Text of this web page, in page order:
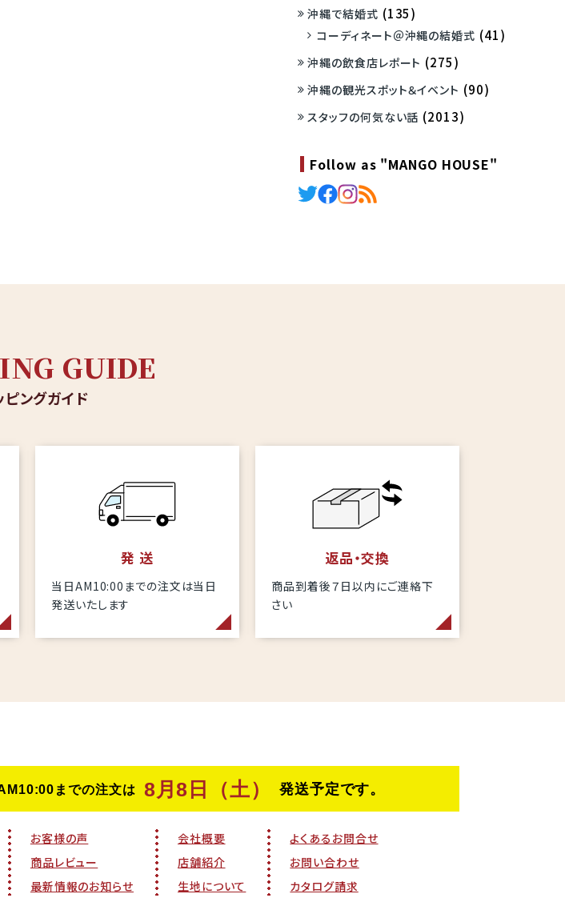
沖縄で結婚式 (135)
コーディネート＠沖縄の結婚式 (41)
沖縄の飲食店レポート (275)
沖縄の観光スポット＆イベント (90)
スタッフの何気ない話 (2013)
Follow as "MANGO HOUSE"
GUIDE
ピングガイド
発 送
当日AM10:00までの注文は当日
発送いたします
返品・交換
商品到着後７日以内にご連絡下
さい
お客様の声
商品レビュー
最新情報のお知らせ
会社概要
店舗紹介
生地について
よくあるお問合せ
お問い合わせ
カタログ請求